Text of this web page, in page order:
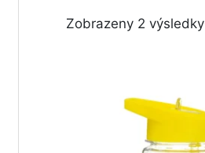
Zobrazeny 2 výsledky
cena
byla:
145 Kč.
je: